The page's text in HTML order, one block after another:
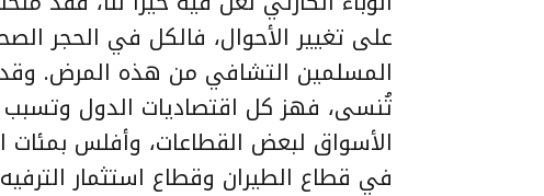
على تغيير الأحوال، فالكل في الحجر
المسلمين التشافي من هذه المرض.
تُنسى، فهز كل اقتصاديات الدول وتسبب
الأسواق لبعض القطاعات، وأفلس
في قطاع الطيران وقطاع استثمار